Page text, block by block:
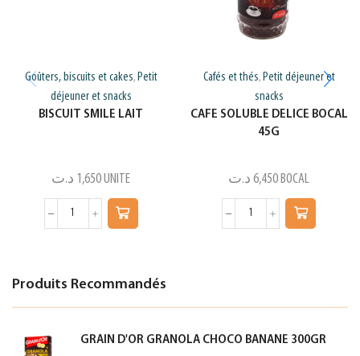
Goûters, biscuits et cakes, Petit
déjeuner et snacks
BISCUIT SMILE LAIT
1,650 د.ت UNITE
Cafés et thés, Petit déjeuner et
snacks
CAFE SOLUBLE DELICE BOCAL
45G
6,450 د.ت BOCAL
Produits Recommandés
GRAIN D'OR GRANOLA CHOCO BANANE 300GR